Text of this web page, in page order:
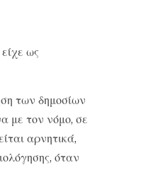
ως
των δημοσίων
με τον νόμο, σε
αρνητικά,
όταν